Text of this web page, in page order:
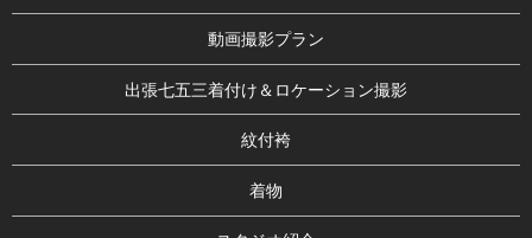
動画撮影プラン
出張七五三着付け＆ロケーション撮影
紋付袴
着物